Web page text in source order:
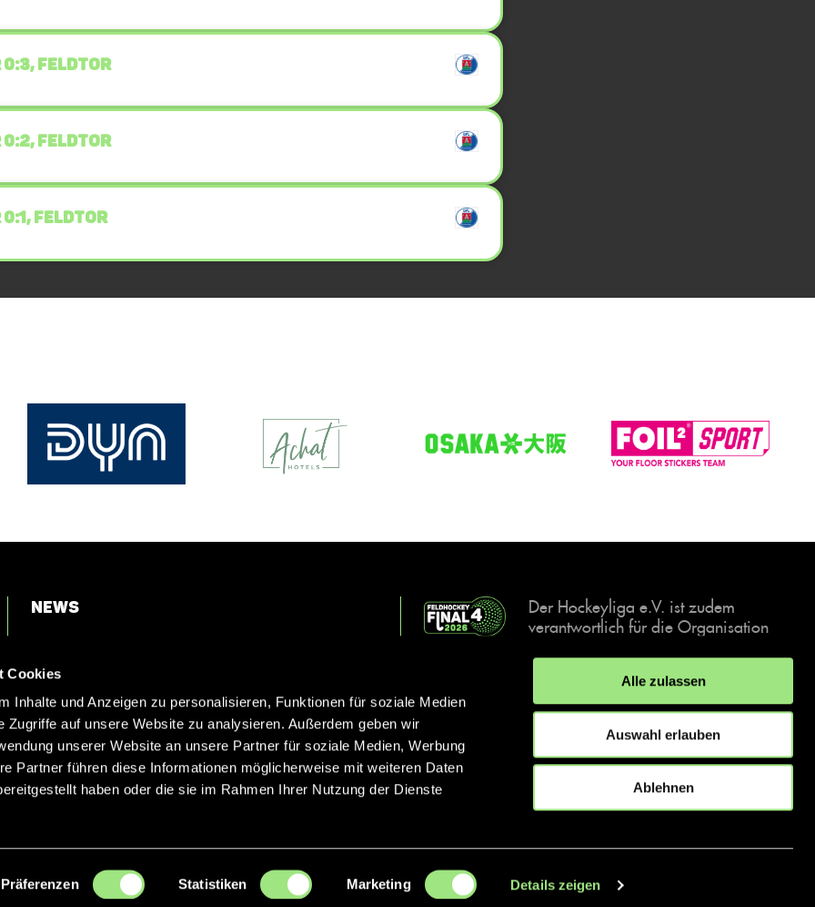
Cookies
Inhalte und Anzeigen zu personalisieren, Funktionen für soziale Medien
Zugriffe auf unsere Website zu analysieren. Außerdem geben wir
unserer Website an unsere Partner für soziale Medien, Werbung
Partner führen diese Informationen möglicherweise mit weiteren Daten
haben oder die sie im Rahmen Ihrer Nutzung der Dienste
Präferenzen Statistiken Marketing Details zeigen
Alle zulassen
Auswahl erlauben
Ablehnen
0:3, FELDTOR
0:2, FELDTOR
0:1, FELDTOR
News
Kontakt
Der Hockeyliga e.V. ist zudem
verantwortlich für die Organisation
Events, der deutschen Hockey-
Meisterschaften.
IMPRESSUM DATENSCHUTZERKLÄRUNG
© 2026 hockey.de